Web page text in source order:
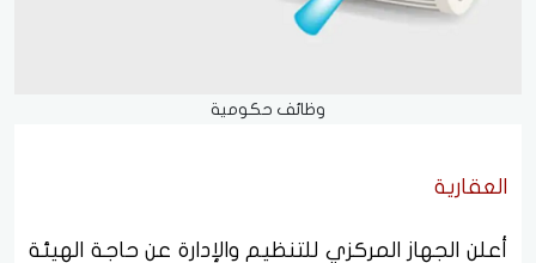
وظائف حكومية
العقارية
أعلن الجهاز المركزي للتنظيم والإدارة عن حاجة الهيئة